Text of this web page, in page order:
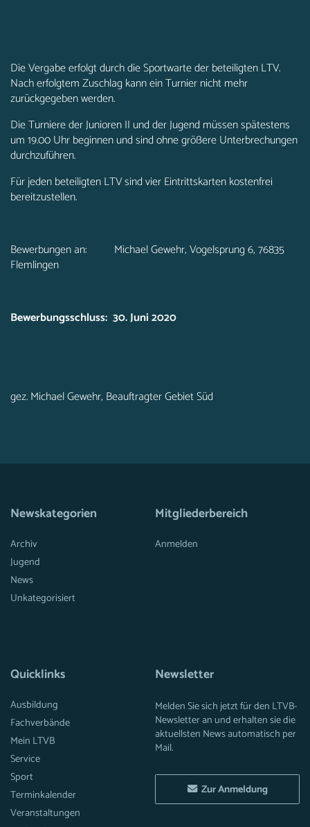
Die Vergabe erfolgt durch die Sportwarte der beteiligten LTV.
Nach erfolgtem Zuschlag kann ein Turnier nicht mehr
zurückgegeben werden.
Die Turniere der Junioren II und der Jugend müssen spätestens
um 19.00 Uhr beginnen und sind ohne größere Unterbrechungen
durchzuführen.
Für jeden beteiligten LTV sind vier Eintrittskarten kostenfrei
bereitzustellen.
Bewerbungen an: Michael Gewehr, Vogelsprung 6, 76835
Flemlingen
Bewerbungsschluss: 30. Juni 2020
gez. Michael Gewehr, Beauftragter Gebiet Süd
Newskategorien
Archiv
Jugend
News
Unkategorisiert
Mitgliederbereich
Anmelden
Quicklinks
Ausbildung
Fachverbände
Mein LTVB
Service
Sport
Terminkalender
Veranstaltungen
Newsletter
Melden Sie sich jetzt für den LTVB-
Newsletter an und erhalten sie die
aktuellsten News automatisch per
Mail.
Zur Anmeldung